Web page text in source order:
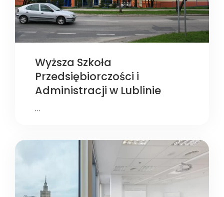
Wyższa Szkoła
Przedsiębiorczości i
Administracji w Lublinie
…